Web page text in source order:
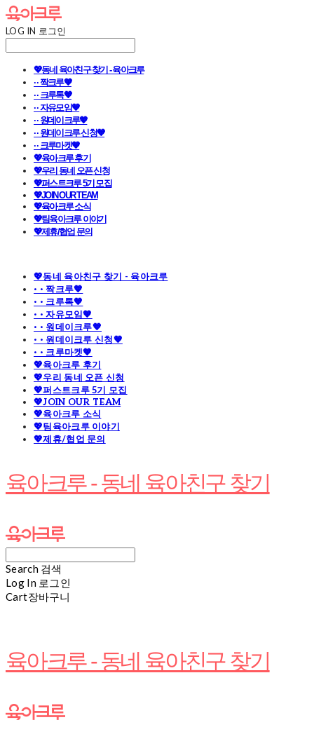
LOG IN 로그인
💖동네 육아친구 찾기 - 육아크루
· · 짝크루🧡
· · 크루톡🧡
· · 자유모임🧡
· · 원데이크루🧡
· · 원데이크루 신청🧡
· · 크루마켓🧡
💖육아크루 후기
💖우리 동네 오픈 신청
💖퍼스트크루 5기 모집
💖JOIN OUR TEAM
💖육아크루 소식
💖팀육아크루 이야기
💖제휴/협업 문의
💖동네 육아친구 찾기 - 육아크루
· · 짝크루🧡
· · 크루톡🧡
· · 자유모임🧡
· · 원데이크루🧡
· · 원데이크루 신청🧡
· · 크루마켓🧡
💖육아크루 후기
💖우리 동네 오픈 신청
💖퍼스트크루 5기 모집
💖JOIN OUR TEAM
💖육아크루 소식
💖팀육아크루 이야기
💖제휴/협업 문의
육아크루 - 동네 육아친구 찾기
Search 검색
Log In 로그인
Cart장바구니
육아크루 - 동네 육아친구 찾기